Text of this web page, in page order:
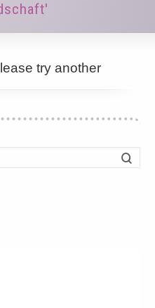
try another